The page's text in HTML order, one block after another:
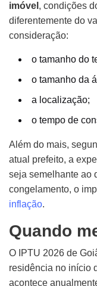
imóvel , condições
diferentemente do
consideração:
o tamanho do
o tamanho da
a localização;
o tempo de
Além do mais,
atual prefeito, a
seja semelhante ao
congelamento, o
inflação.
Quando
O IPTU 2026 de
residência no início
acontece